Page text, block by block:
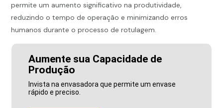
permite um aumento significativo na produtividade,
reduzindo o tempo de operação e minimizando erros
humanos durante o processo de rotulagem.
Aumente sua Capacidade de
Produção
Invista na envasadora que permite um envase
rápido e preciso.